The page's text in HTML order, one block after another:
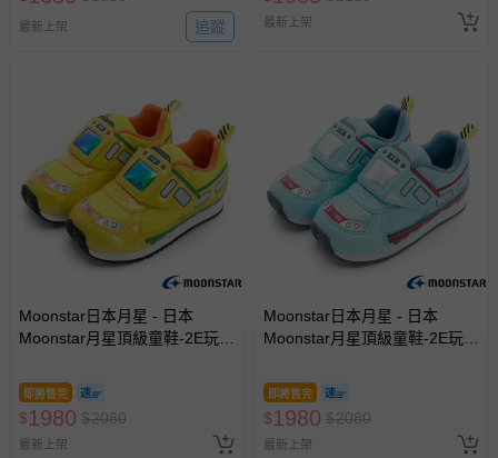
易於腐敗、保存期限較短或解約時即將逾期（例如生鮮
報紙、期刊或雜誌（惟書籍如經拆封、使用，則酌收整
新費用）。
經消費者拆封之影音商品或電腦軟體（例如 DVD、CD
等）。
非以有形媒介提供之數位內容或一經提供即為完成之線
上服務，經消費者事先同意始提供（例如線上課程、遊
戲或活動點數等）。
已拆封之以下類型商品：
-個人衛生用品（例如尿布、貼身衣物、泳裝、襪子、地
-新生兒親膚衣物（嬰幼兒包巾與背巾、包屁衣、學習
褲、紗布衣等）。
-接觸性孕哺產品（奶嘴、奶瓶、擠乳器、哺乳衣、托腹
最新上架 追蹤 最新上架
Moonstar日本月星 - 日本
Moonstar月星頂級童鞋-2E玩耍
機能鞋-黃-15~18cm
即將售完
$1980 $2080
最新上架
Moonstar日本月星 - 日本
Moonstar月星頂級童鞋-2E玩耍
機能鞋-天藍-15~18cm
即將售完
$1980 $2080
最新上架